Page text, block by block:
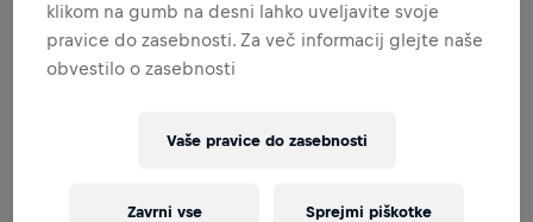
0,00 $ ZBRANIH SREDSTEV 0,00 $ CILJ
Donirajte in naredite razliko! 100 odstotkov vaše
klikom na gumb na desni lahko uveljavite svoje
pravice do zasebnosti. Za več informacij glejte naše
obvestilo o zasebnosti
Vaše pravice do zasebnosti
Zavrni vse Sprejmi piškotke